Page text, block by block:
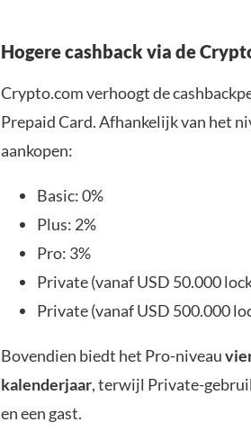
Hogere cashback via de
Crypto.com verhoogt de
Prepaid Card. Afhankelijk van het
aankopen:
Basic: 0%
Plus: 2%
Pro: 3%
Private (vanaf USD 50.000
Private (vanaf USD 500.000
Bovendien biedt het Pro-niveau
kalenderjaar, terwijl Private-
en een gast.